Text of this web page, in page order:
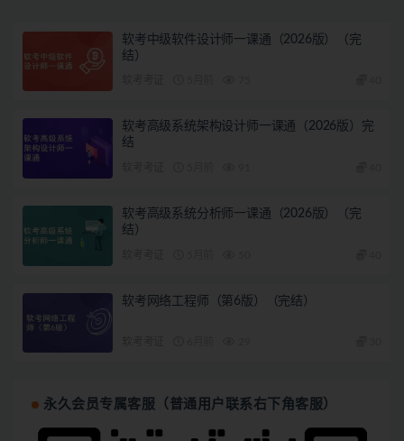
软考中级软件设计师一课通（2026版）（完
结）
软考高级系统架构设计师一课通（2026版）完
结
软考高级系统分析师一课通（2026版）（完
结）
软考网络工程师（第6版）（完结）
永久会员专属客服（普通用户联系右下角客服）